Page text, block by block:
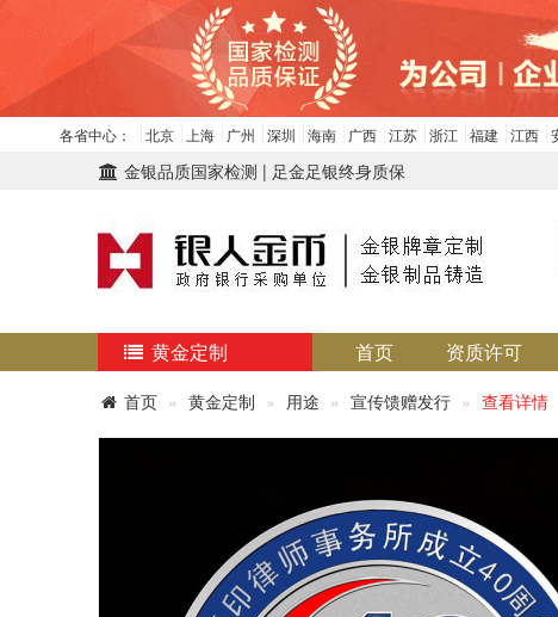
各省中心： 北京 上海 广州 深圳 海南 广西 江苏 浙江 福建 江西
金银品质国家检测 | 足金足银终身质保
黄金定制 首页 资质许可
首页 黄金定制 用途 宣传馈赠发行 查看详情